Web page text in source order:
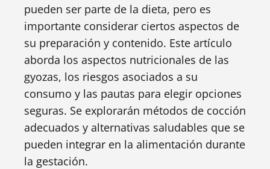
pueden ser parte de la dieta, pero es
importante considerar ciertos aspectos de
su preparación y contenido. Este artículo
aborda los aspectos nutricionales de las
gyozas, los riesgos asociados a su
consumo y las pautas para elegir opciones
seguras. Se explorarán métodos de cocción
adecuados y alternativas saludables que se
pueden integrar en la alimentación durante
la gestación.